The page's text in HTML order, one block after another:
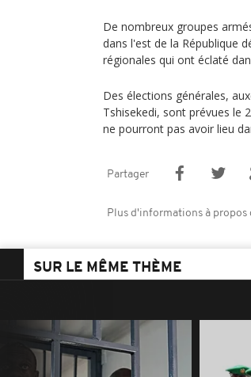
De nombreux groupes
dans l'est de la République
régionales qui ont éclaté
Des élections générales,
Tshisekedi, sont prévues le
ne pourront pas avoir lieu
Partager
Plus d'informations à propos
SUR LE MÊME THÈME